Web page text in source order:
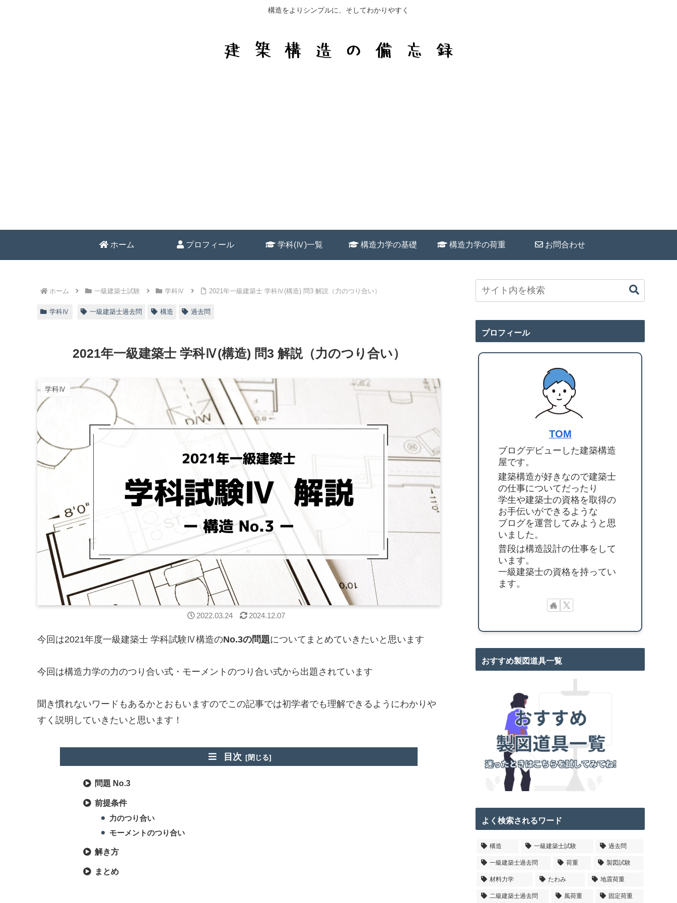
構造をよりシンプルに、そしてわかりやすく
ホーム プロフィール 学科(Ⅳ)一覧 構造力学の基礎 構造力学の荷重 お問合わせ
ホーム 一級建築士試験 学科Ⅳ 2021年一級建築士 学科Ⅳ(構造) 問3 解説（力のつり合い）
学科Ⅳ 一級建築士過去問 構造 過去問
2021年一級建築士 学科Ⅳ(構造) 問3 解説（力のつり合い）
学科Ⅳ
2022.03.24 2024.12.07
今回は2021年度一級建築士 学科試験Ⅳ構造のNo.3の問題についてまとめていきたいと思います
今回は構造力学の力のつり合い式・モーメントのつり合い式から出題されています
聞き慣れないワードもあるかとおもいますのでこの記事では初学者でも理解できるようにわかりや
すく説明していきたいと思います！
目次
問題 No.3
前提条件
力のつり合い
モーメントのつり合い
解き方
まとめ
プロフィール
TOM
ブログデビューした建築構造
屋です。
建築構造が好きなので建築士
の仕事についてだったり
学生や建築士の資格を取得の
お手伝いができるような
ブログを運営してみようと思
いました。
普段は構造設計の仕事をして
います。
一級建築士の資格を持ってい
ます。
おすすめ製図道具一覧
よく検索されるワード
構造 一級建築士試験 過去問
一級建築士過去問 荷重 製図試験
材料力学 たわみ 地震荷重
二級建築士過去問 風荷重 固定荷重